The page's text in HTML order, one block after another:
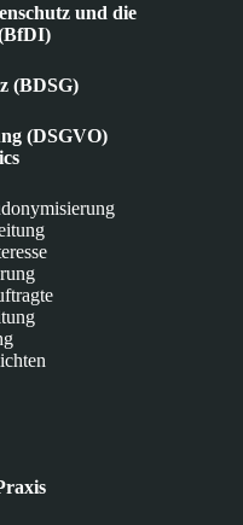
und die
(BDSG)
(DSGVO)